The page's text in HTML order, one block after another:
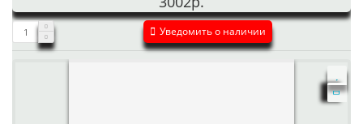
Уведомить о наличии